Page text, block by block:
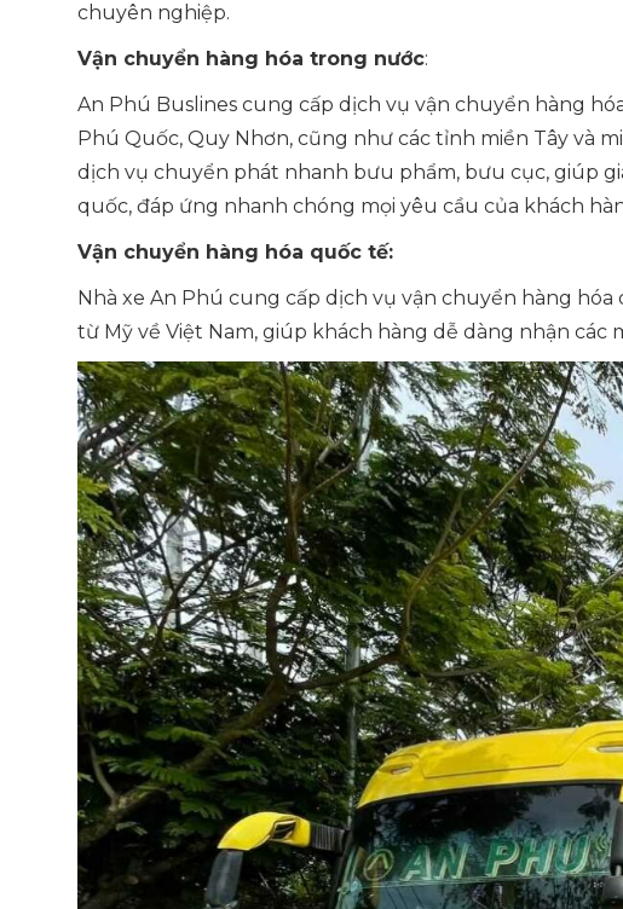
chuyên nghiệp.
Vận chuyển hàng hóa trong nước:
An Phú Buslines cung cấp dịch vụ vận chuyển hàng
Phú Quốc, Quy Nhơn, cũng như các tỉnh miền Tây và
dịch vụ chuyển phát nhanh bưu phẩm, bưu cục, giúp
quốc, đáp ứng nhanh chóng mọi yêu cầu của khách
Vận chuyển hàng hóa quốc tế:
Nhà xe An Phú cung cấp dịch vụ vận chuyển hàng
từ Mỹ về Việt Nam, giúp khách hàng dễ dàng nhận các